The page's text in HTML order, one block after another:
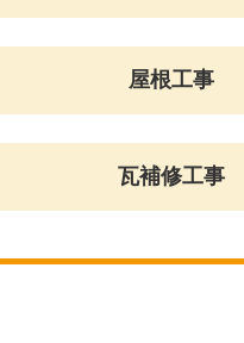
屋根工事
瓦補修工事